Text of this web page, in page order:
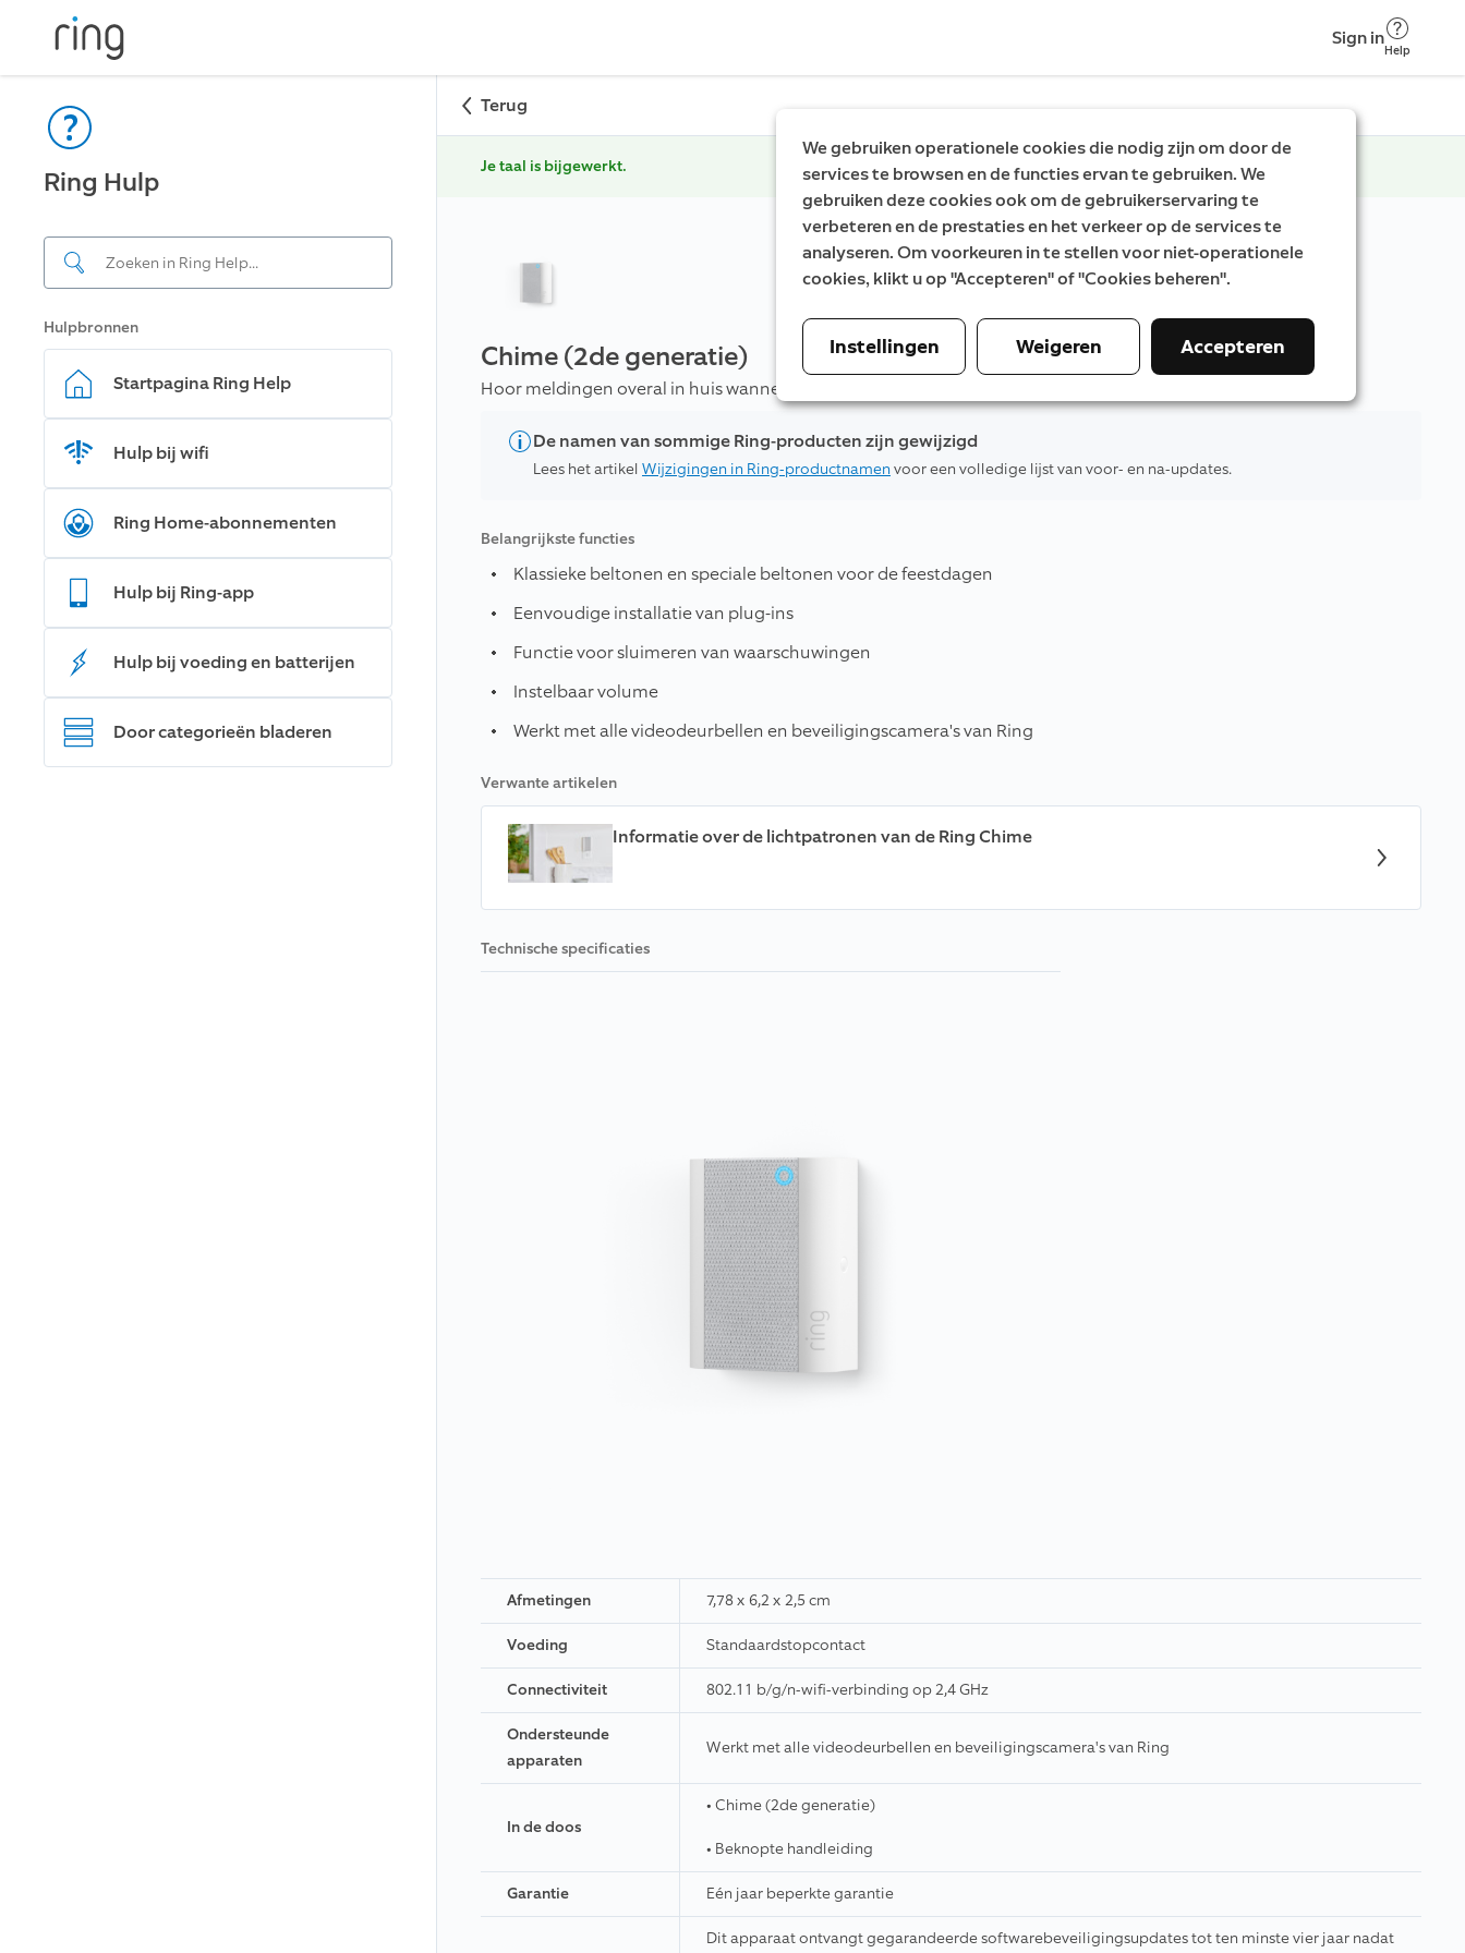
Sign in
Help
Ring Hulp
Hulpbronnen
Startpagina Ring Help
Hulp bij wifi
Ring Home-abonnementen
Hulp bij Ring-app
Hulp bij voeding en batterijen
Door categorieën bladeren
Terug
Je taal is bijgewerkt.
Chime (2de generatie)
Hoor meldingen overal in huis wanneer iemand aanbelt of als er beweging wordt gedetecteerd.
De namen van sommige Ring-producten zijn gewijzigd
Lees het artikel Wijzigingen in Ring-productnamen voor een volledige lijst van voor- en na-updates.
Belangrijkste functies
Klassieke beltonen en speciale beltonen voor de feestdagen
Eenvoudige installatie van plug-ins
Functie voor sluimeren van waarschuwingen
Instelbaar volume
Werkt met alle videodeurbellen en beveiligingscamera's van Ring
Verwante artikelen
Informatie over de lichtpatronen van de Ring Chime
Technische specificaties
Afmetingen 7,78 x 6,2 x 2,5 cm
Voeding Standaardstopcontact
Connectiviteit 802.11 b/g/n-wifi-verbinding op 2,4 GHz
Ondersteunde
apparaten
Werkt met alle videodeurbellen en beveiligingscamera's van Ring
In de doos
• Chime (2de generatie)
• Beknopte handleiding
Garantie Eén jaar beperkte garantie
Dit apparaat ontvangt gegarandeerde softwarebeveiligingsupdates tot ten minste vier jaar nadat
We gebruiken operationele cookies die nodig zijn om door de
services te browsen en de functies ervan te gebruiken. We
gebruiken deze cookies ook om de gebruikerservaring te
verbeteren en de prestaties en het verkeer op de services te
analyseren. Om voorkeuren in te stellen voor niet-operationele
cookies, klikt u op "Accepteren" of "Cookies beheren".
Instellingen Weigeren Accepteren